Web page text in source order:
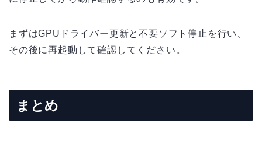
まずはGPUドライバー更新と不要ソフト停止を行い、
その後に再起動して確認してください。
まとめ